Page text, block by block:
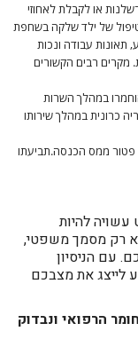
או לקבלת לאחוזי
של ילד שלקה בשחפת
עבודה ונכות
מקרים רבים הקשורים
במהלך השרות
כרונית במהלך שירותו
ממס הכנסה.תביעתו
להיות
רק מסמך משפטי,
עם הניסיון
לייצג את מצבכם
הרפואי ונבדוק